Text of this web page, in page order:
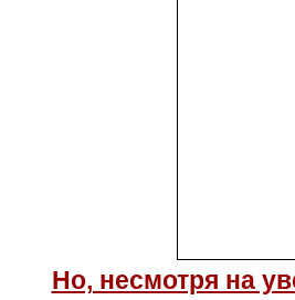
Но, несмотря на